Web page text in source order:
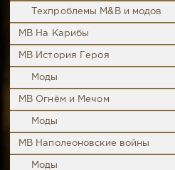
Техпроблемы M&B и модов
MB На Карибы
MB История Героя
Моды
MB Огнём и Мечом
Моды
MB Наполеоновские войны
Моды